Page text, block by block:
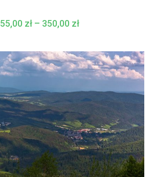
na
55,00 zł – 350,00 złZakres
cen:
do
350,00 zł